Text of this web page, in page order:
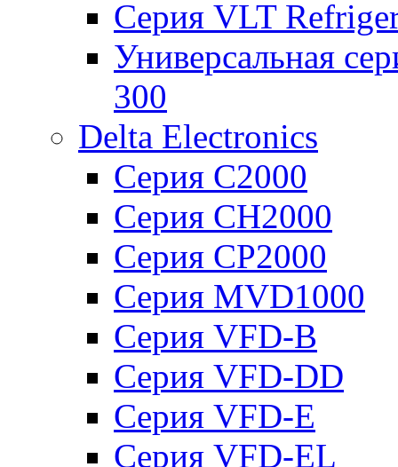
Серия VLT
Универсальная
300
Delta Electronics
Серия C2000
Серия CH2000
Серия CP2000
Серия MVD1000
Серия VFD-B
Серия VFD-DD
Серия VFD-E
Серия VFD-EL